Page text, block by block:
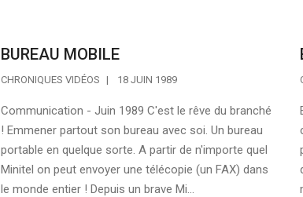
BUREAU MOBILE
CHRONIQUES VIDÉOS 18 JUIN 1989
Communication - Juin 1989 C'est le rêve du branché
! Emmener partout son bureau avec soi. Un bureau
portable en quelque sorte. A partir de n'importe quel
Minitel on peut envoyer une télécopie (un FAX) dans
le monde entier ! Depuis un brave Mi...